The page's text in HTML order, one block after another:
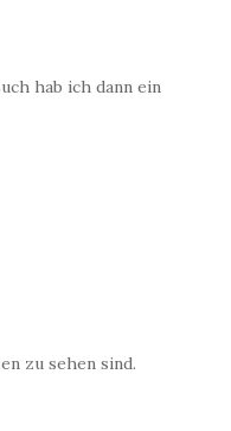
hab ich dann ein
zu sehen sind.